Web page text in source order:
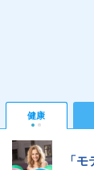
健康
「